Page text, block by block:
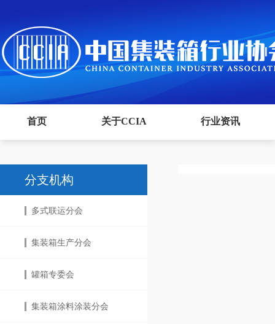
首页 关于CCIA 行业资讯
分支机构
多式联运分会
集装箱生产分会
罐箱专委会
集装箱涂料涂装分会